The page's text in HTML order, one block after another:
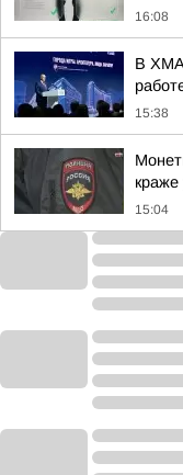
16:08
В
15:38
краже
15:04